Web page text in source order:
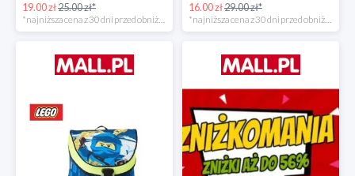
19.00 zł25.00 zł*
*najniższa cena z 30 dni przed obniżką
16.00 zł29.00 zł*
*najniższa cena z 30 dni przed obniżką